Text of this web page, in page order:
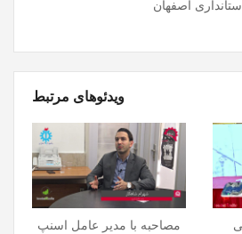
استانداری اصفهان
ویدئوهای مرتبط
مصاحبه با مدیر عامل اسنپ